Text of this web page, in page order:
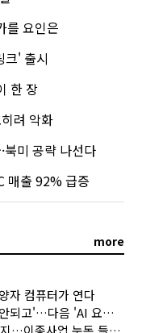
를 요인은
' 출시
한 장
려 악화
북미 공략 나선다
출 92% 급증
more
자 컴퓨터가 연다
'마그네슘 되고 칼슘 안되고'…다음 'AI 요약' 갈 길은